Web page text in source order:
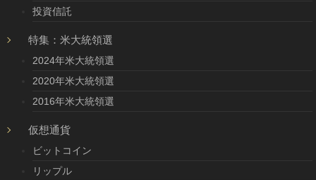
投資信託
特集：米大統領選
2024年米大統領選
2020年米大統領選
2016年米大統領選
仮想通貨
ビットコイン
リップル